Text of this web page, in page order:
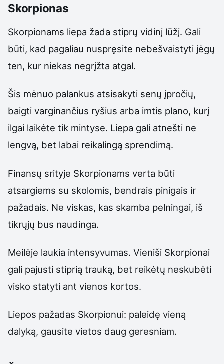
Skorpionas
Skorpionams liepa žada stiprų vidinį lūžį. Gali
būti, kad pagaliau nuspręsite nebešvaistyti jėgų
ten, kur niekas negrįžta atgal.
Šis mėnuo palankus atsisakyti senų įpročių,
baigti varginančius ryšius arba imtis plano, kurį
ilgai laikėte tik mintyse. Liepa gali atnešti ne
lengvą, bet labai reikalingą sprendimą.
Finansų srityje Skorpionams verta būti
atsargiems su skolomis, bendrais pinigais ir
pažadais. Ne viskas, kas skamba pelningai, iš
tikrųjų bus naudinga.
Meilėje laukia intensyvumas. Vieniši Skorpionai
gali pajusti stiprią trauką, bet reikėtų neskubėti
visko statyti ant vienos kortos.
Liepos pažadas Skorpionui: paleidę vieną
dalyką, gausite vietos daug geresniam.